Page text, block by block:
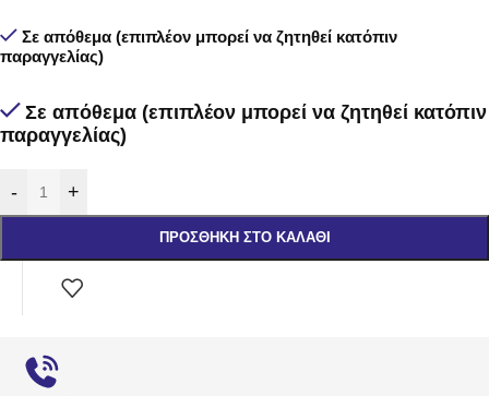
Σε απόθεμα (επιπλέον μπορεί να ζητηθεί κατόπιν
παραγγελίας)
Σε απόθεμα (επιπλέον μπορεί να ζητηθεί κατόπιν
παραγγελίας)
- +
ΠΡΟΣΘΉΚΗ ΣΤΟ ΚΑΛΆΘΙ